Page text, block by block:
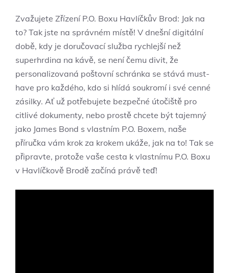
Zvažujete Zřízení P.O. Boxu Havlíčkův Brod: Jak na
to? Tak jste na správném místě! V dnešní digitální
době, kdy je doručovací služba rychlejší než
superhrdina na kávě, se není čemu divit, že
personalizovaná poštovní schránka se stává must-
have pro každého, kdo si hlídá soukromí i své cenné
zásilky. Ať už potřebujete bezpečné útočiště pro
citlivé dokumenty, nebo prostě chcete být tajemný
jako James Bond s vlastním P.O. Boxem, naše
příručka vám krok za krokem ukáže, jak na to! Tak se
připravte, protože vaše cesta k vlastnímu P.O. Boxu
v Havlíčkově Brodě začíná právě teď!